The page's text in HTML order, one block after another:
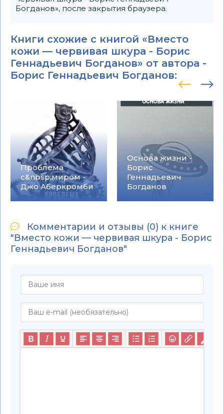
Богданов», после закрытия браузера.
Книги схожие с книгой «Вместо
кожи — червивая шкура - Борис
Геннадьевич Богданов» от автора -
Борис Геннадьевич Богданов:
Проблема
с&nbsp;миром -
Джо Аберкромби
Основа жизни -
Борис
Геннадьевич
Богданов
Комментарии и отзывы (0) к книге
"Вместо кожи — червивая шкура - Борис
Геннадьевич Богданов"